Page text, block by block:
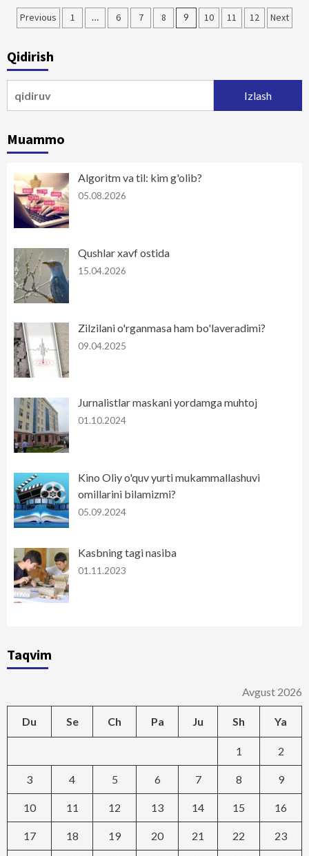
Maqolalar
harakatlanish
Previous 1 … 6 7 8 9 10 11 12 Next
Qidirish
Muammo
Algoritm va til: kim g'olib?
05.08.2026
Qushlar xavf ostida
15.04.2026
Zilzilani o'rganmasa ham bo'laveradimi?
09.04.2025
Jurnalistlar maskani yordamga muhtoj
01.10.2024
Kino Oliy o'quv yurti mukammallashuvi
omillarini bilamizmi?
05.09.2024
Kasbning tagi nasiba
01.11.2023
Taqvim
Avgust 2026
Du Se Ch Pa Ju Sh Ya
1 2
3 4 5 6 7 8 9
10 11 12 13 14 15 16
17 18 19 20 21 22 23